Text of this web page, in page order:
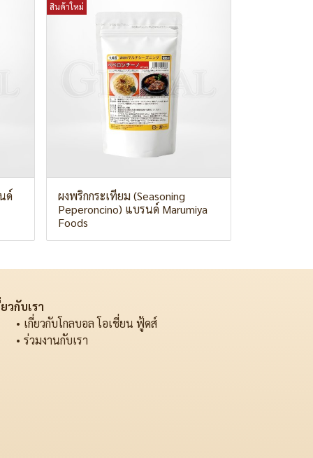
ด์
สินค้าใหม่
ผงพริกกระเทียม (Seasoning
Peperoncino) แบรนด์ Marumiya
Foods
ยวกับเรา
เกี่ยวกับโกลบอล โอเชี่ยน ฟู้ดส์
ร่วมงานกับเรา